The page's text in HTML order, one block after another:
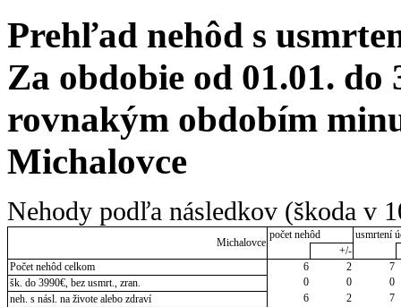
Prehľad nehôd s
Za obdobie od 01.01. do
rovnakým obdobím
Michalovce
Nehody podľa následkov (škoda v
Michalovce
počet nehôd
usmrtení
+/-
Počet nehôd celkom
6 2
7
šk. do 3990€, bez usmrt., zran.
0 0
0
neh. s násl. na živote alebo zdraví
6 2
7